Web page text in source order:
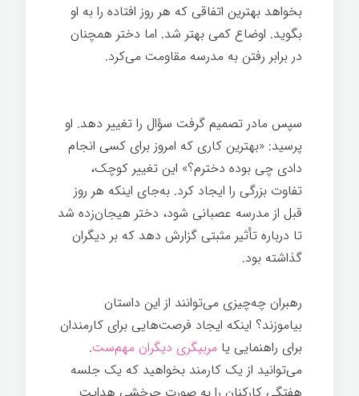
بخواهد بهترین اتفاقی که هر روز افتاده را به او
بگوید. اوضاع کمی بهتر شد. اما دختر همچنان
در برابر رفتن به مدرسه مقاومت می‌کرد.
سپس مادر تصمیم گرفت سؤال را تغییر دهد. او
پرسید: «بهترین کاری که امروز برای کسی انجام
دادی چی بوده دخترم؟» این تغییر کوچک،
تفاوت بزرگی را ایجاد کرد. به‌جای اینکه هر روز
قبل از مدرسه عصبانی شود، دختر هیجان‌زده شد
تا درباره تأثیر مثبتی گزارش دهد که بر دیگران
گذاشته بود.
رهبران چه‌چیزی می‌توانند از این داستان
بیاموزند؟ اینکه ایجاد فرصت‌هایی برای کارمندان
برای راهنمایی یا مربیگری دیگران مهم‌ست.
می‌توانید از یک کارمند بخواهید که یک جلسه